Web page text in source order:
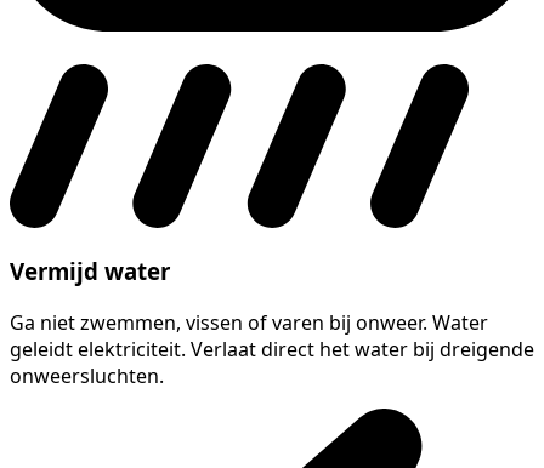
Vermijd water
Ga niet zwemmen, vissen of varen bij onweer. Water
geleidt elektriciteit. Verlaat direct het water bij dreigende
onweersluchten.